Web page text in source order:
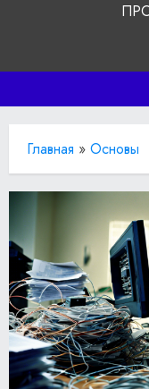
Главная » Основы